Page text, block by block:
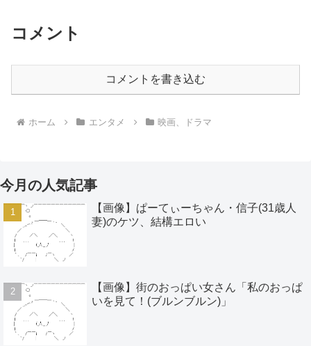
コメント
コメントを書き込む
ホーム エンタメ 映画、ドラマ
今月の人気記事
【画像】ぱーてぃーちゃん・信子(31歳人
妻)のケツ、結構エロい
【画像】街のおっぱい女さん「私のおっぱ
いを見て！(ブルンブルン)」